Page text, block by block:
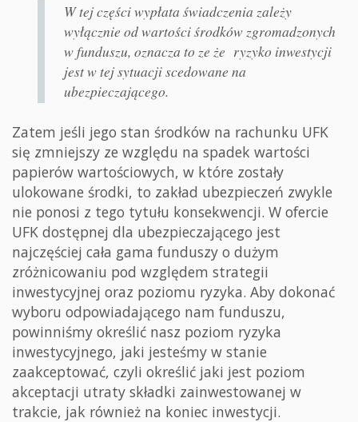
W tej części wypłata świadczenia zależy
wyłącznie od wartości środków zgromadzonych
w funduszu, oznacza to ze że ryzyko inwestycji
jest w tej sytuacji scedowane na
ubezpieczającego.
Zatem jeśli jego stan środków na rachunku UFK
się zmniejszy ze względu na spadek wartości
papierów wartościowych, w które zostały
ulokowane środki, to zakład ubezpieczeń zwykle
nie ponosi z tego tytułu konsekwencji. W ofercie
UFK dostępnej dla ubezpieczającego jest
najczęściej cała gama funduszy o dużym
zróżnicowaniu pod względem strategii
inwestycyjnej oraz poziomu ryzyka. Aby dokonać
wyboru odpowiadającego nam funduszu,
powinniśmy określić nasz poziom ryzyka
inwestycyjnego, jaki jesteśmy w stanie
zaakceptować, czyli określić jaki jest poziom
akceptacji utraty składki zainwestowanej w
trakcie, jak również na koniec inwestycji.